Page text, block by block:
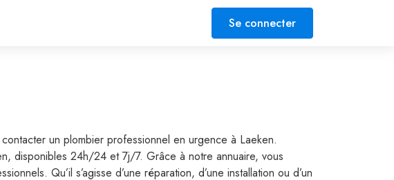
Se connecter
un plombier professionnel en urgence à Laeken.
disponibles 24h/24 et 7j/7. Grâce à notre annuaire, vous
Qu’il s’agisse d’une réparation, d’une installation ou d’un